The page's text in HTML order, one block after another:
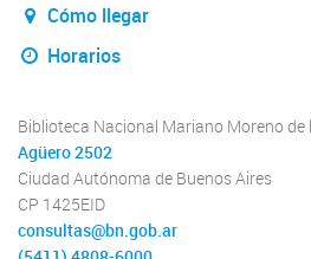
Cómo llegar
Horarios
Biblioteca Nacional Mariano Moreno de
Agüero 2502
Ciudad Autónoma de Buenos Aires
CP 1425EID
consultas@bn.gob.ar